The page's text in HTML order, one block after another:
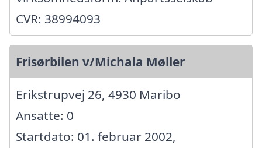
CVR: 38994093
Frisørbilen v/Michala Møller
Erikstrupvej 26, 4930 Maribo
Ansatte: 0
Startdato: 01. februar 2002,